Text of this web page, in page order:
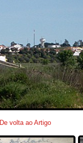
De volta ao Artigo